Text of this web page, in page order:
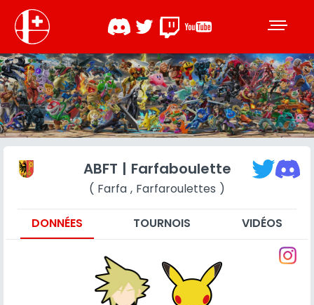
ABFT | Farfaboulette
( Farfa , Farfaroulettes )
DONNÉES TOURNOIS VIDÉOS